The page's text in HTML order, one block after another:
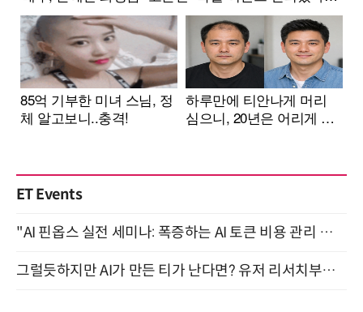
ET Events
"AI 핀옵스 실전 세미나: 폭증하는 AI 토큰 비용 관리 전략" 8월 21일 개최
그럴듯하지만 AI가 만든 티가 난다면? 유저 리서치부터 배포까지! (9/15)